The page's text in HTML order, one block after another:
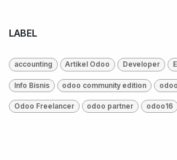
LABEL
accounting Artikel Odoo Developer
Info Bisnis odoo community edition
Odoo Freelancer odoo partner odoo16